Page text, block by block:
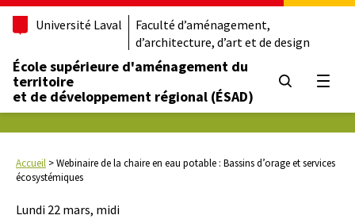
Université Laval
Faculté d’aménagement,
d’architecture, d’art et de design
École supérieure d'aménagement du
territoire
et de développement régional (ÉSAD)
Accueil >Webinaire de la chaire en eau potable : Bassins d’orage et services
écosystémiques
Lundi 22 mars, midi